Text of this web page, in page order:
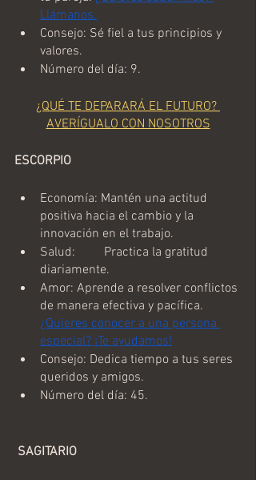
Llámanos.
Consejo: Sé fiel a tus principios y
valores.
Número del día: 9.
¿QUÉ TE DEPARARÁ EL FUTURO?
AVERÍGUALO CON NOSOTROS
ESCORPIO
Economía: Mantén una actitud
positiva hacia el cambio y la
innovación en el trabajo.
Salud: 	Practica la gratitud
diariamente.
Amor: Aprende a resolver conflictos
de manera efectiva y pacífica.
¿Quieres conocer a una persona
especial? ¡Te ayudamos!
Consejo: Dedica tiempo a tus seres
queridos y amigos.
Número del día: 45.
SAGITARIO